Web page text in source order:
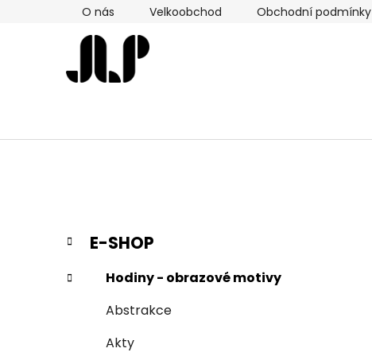
O nás Velkoobchod Obchodní podmínky
P
s
Přeskočit
kategorie
K
a
t
e
E-SHOP
Hodiny - obrazové motivy
Abstrakce
Akty